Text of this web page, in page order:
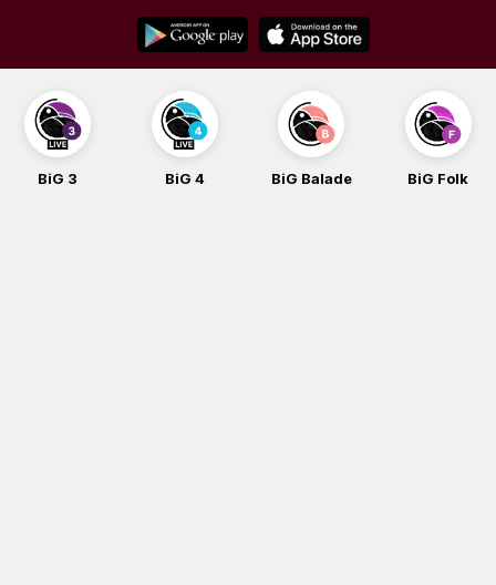
content
BiG 3 BiG 4 BiG Balade BiG Folk